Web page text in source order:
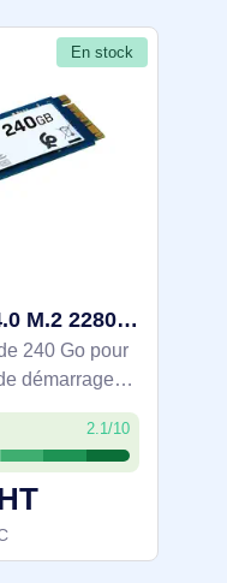
En stock
240G DC2000B PCIe 4.0 M.2 2280 Enterprise SSD - SEDC2000BM8/240G
240 Go pour
démarrage
s et écriture
et
2.1/10